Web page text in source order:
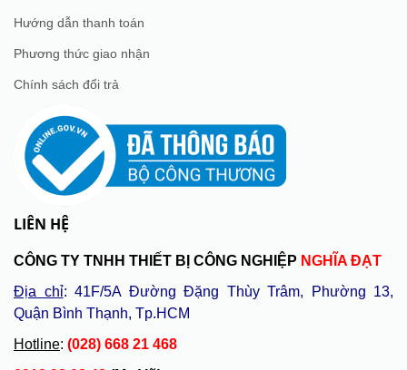
Hướng dẫn thanh toán
Phương thức giao nhận
Chính sách đổi trả
LIÊN HỆ
CÔNG TY TNHH THIẾT BỊ CÔNG NGHIỆP NGHĨA ĐẠT
Địa chỉ: 41F/5A Đường Đặng Thùy Trâm, Phường 13,
Quận Bình Thạnh, Tp.HCM
Hotline: (028) 668 21 468